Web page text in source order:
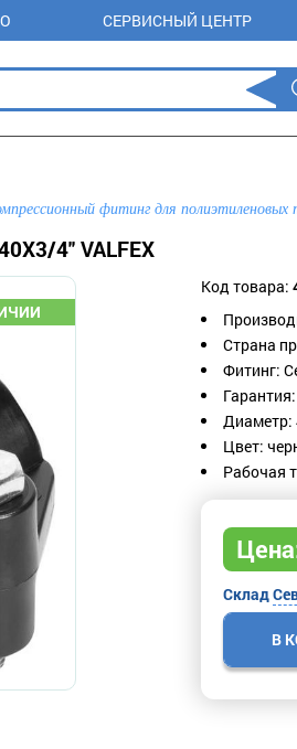
СЕРВИСНЫЙ ЦЕНТР
фитинг для полиэтиленовых
4" VALFEX
Код товара:
Страна
Фитинг:
Цвет:
Рабочая
Склад
В